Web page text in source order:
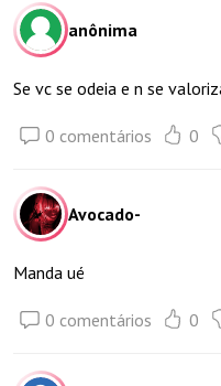
anônima
Se vc se odeia e n se
0 comentários 0
Avocado-
Manda ué
0 comentários 0